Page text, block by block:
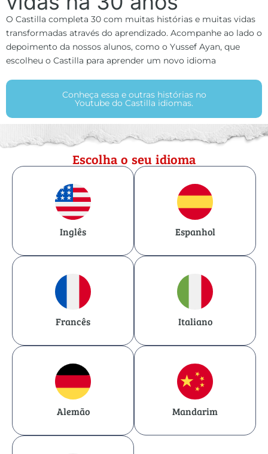
O Castilla completa 30 com muitas histórias e muitas vidas
transformadas através do aprendizado. Acompanhe ao lado o
depoimento da nossos alunos, como o Yussef Ayan, que
escolheu o Castilla para aprender um novo idioma
Conheça essa e outras histórias no
Youtube do Castilla idiomas.
Escolha o seu idioma
Inglês
English Espanhol
Español
Francês
Français Italiano
Italiano
Alemão
Deutsch Mandarim
國語